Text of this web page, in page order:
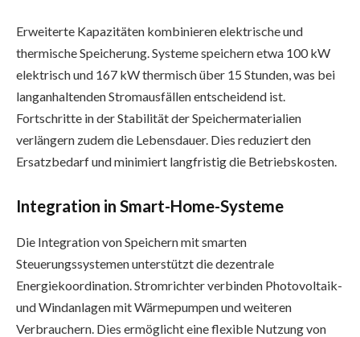
Erweiterte Kapazitäten kombinieren elektrische und
thermische Speicherung. Systeme speichern etwa 100 kW
elektrisch und 167 kW thermisch über 15 Stunden, was bei
langanhaltenden Stromausfällen entscheidend ist.
Fortschritte in der Stabilität der Speichermaterialien
verlängern zudem die Lebensdauer. Dies reduziert den
Ersatzbedarf und minimiert langfristig die Betriebskosten.
Integration in Smart-Home-Systeme
Die Integration von Speichern mit smarten
Steuerungssystemen unterstützt die dezentrale
Energiekoordination. Stromrichter verbinden Photovoltaik-
und Windanlagen mit Wärmepumpen und weiteren
Verbrauchern. Dies ermöglicht eine flexible Nutzung von